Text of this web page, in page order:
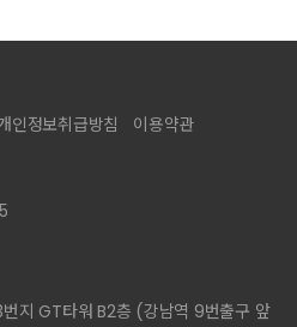
인정보취급방침 이용약관
지 GT타워 B2층 (강남역 9번출구 앞